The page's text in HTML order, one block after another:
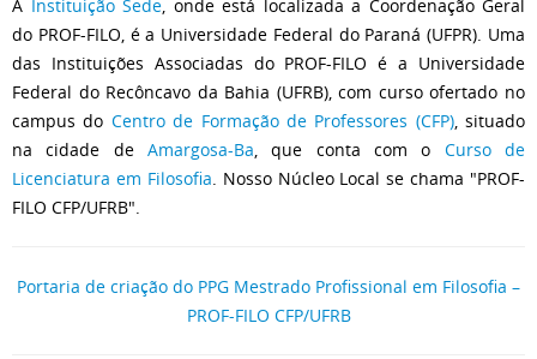
A Instituição Sede, onde está localizada a Coordenação Geral
do PROF-FILO, é a Universidade Federal do Paraná (UFPR). Uma
das Instituições Associadas do PROF-FILO é a Universidade
Federal do Recôncavo da Bahia (UFRB), com curso ofertado no
campus do Centro de Formação de Professores (CFP), situado
na cidade de Amargosa-Ba, que conta com o Curso de
Licenciatura em Filosofia. Nosso Núcleo Local se chama "PROF-
FILO CFP/UFRB".
Portaria de criação do PPG Mestrado Profissional em Filosofia –
PROF-FILO CFP/UFRB